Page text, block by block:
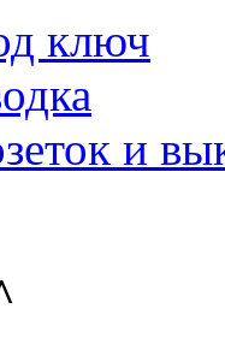
ключ
и